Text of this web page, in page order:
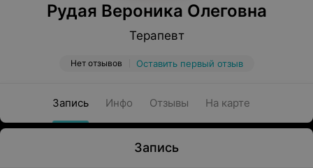
Рудая Вероника Олеговна
Терапевт
Нет отзывов Оставить первый отзыв
Запись Инфо Отзывы На карте
Запись